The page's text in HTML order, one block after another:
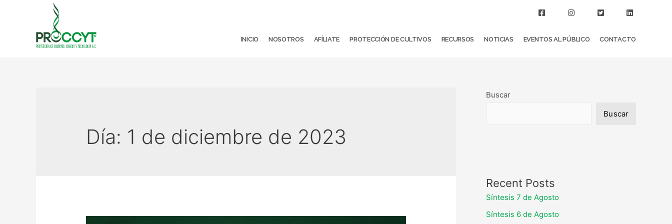
INICIO NOSOTROS AFÍLIATE PROTECCIÓN DE CULTIVOS RECURSOS NOTICIAS EVENTOS AL PÚBLICO CONTACTO
Día: 1 de diciembre de 2023
Buscar
Buscar
Recent Posts
Síntesis 7 de Agosto
Síntesis 6 de Agosto